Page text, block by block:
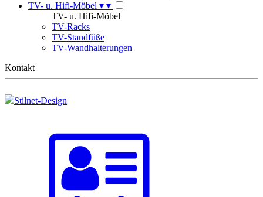
TV- u. Hifi-Möbel ▾ ▾
TV- u. Hifi-Möbel
TV-Racks
TV-Standfüße
TV-Wandhalterungen
Kontakt
Stilnet-Design